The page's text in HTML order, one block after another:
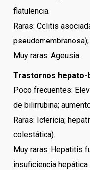
flatulencia.
Raras: Colitis
Muy raras: Ageusia.
Trastornos hepato-
Poco frecuentes:
de bilirrubina;
Raras: Ictericia;
colestática).
Muy raras: Hepatitis
insuficiencia